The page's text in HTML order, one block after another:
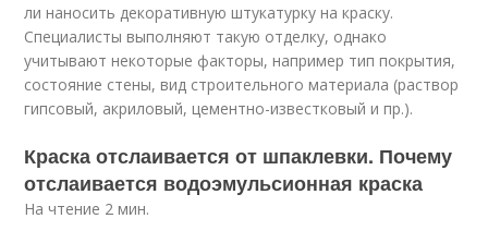
ли наносить декоративную штукатурку на краску.
Специалисты выполняют такую отделку, однако
учитывают некоторые факторы, например тип покрытия,
состояние стены, вид строительного материала (раствор
гипсовый, акриловый, цементно-известковый и пр.).
Краска отслаивается от шпаклевки. Почему
отслаивается водоэмульсионная краска
На чтение 2 мин.